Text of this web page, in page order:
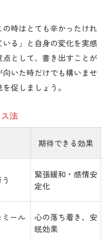
時はとても辛かったけれ
る」と自身の変化を実感
として、書き出すことが
いた時だけでも構いませ
促しましょう。
法
期待できる効果
緊張緩和・感情安
定化
ール
心の落ち着き、安
眠効果